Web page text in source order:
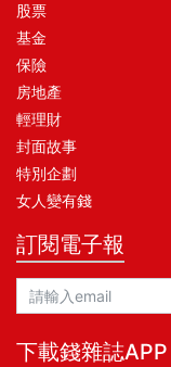
股票
基金
保險
房地產
輕理財
封面故事
特別企劃
女人變有錢
訂閱電子報
下載錢雜誌APP